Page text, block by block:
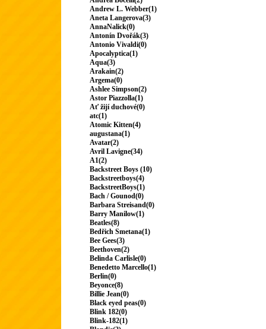
Andrew L. Webber(1)
Aneta Langerova(3)
AnnaNalick(0)
Antonín Dvořák(3)
Antonio Vivaldi(0)
Apocalyptica(1)
Aqua(3)
Arakain(2)
Argema(0)
Ashlee Simpson(2)
Astor Piazzolla(1)
Ať žijí duchové(0)
atc(1)
Atomic Kitten(4)
augustana(1)
Avatar(2)
Avril Lavigne(34)
A1(2)
Backstreet Boys (10)
Backstreetboys(4)
BackstreetBoys(1)
Bach / Gounod(0)
Barbara Streisand(0)
Barry Manilow(1)
Beatles(8)
Bedřich Smetana(1)
Bee Gees(3)
Beethoven(2)
Belinda Carlisle(0)
Benedetto Marcello(1)
Berlin(0)
Beyonce(8)
Billie Jean(0)
Black eyed peas(0)
Blink 182(0)
Blink-182(1)